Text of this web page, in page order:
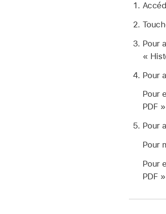
Pour
«
Pour
Pour
PDF
Pour
Pour
Pour
PDF